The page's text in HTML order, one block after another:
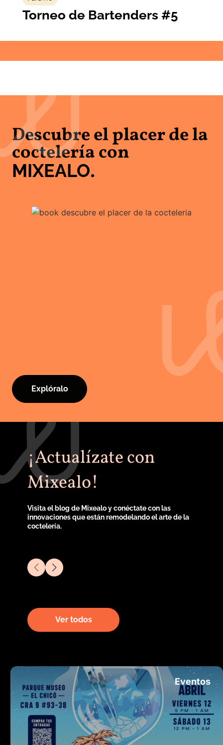
Torneo de Bartenders #5
Descubre el placer de la
coctelería con
MIXEALO.
Explóralo
¡Actualízate con
Mixealo!
Visita el blog de Mixealo y conéctate con las
innovaciones que están remodelando el arte de la
coctelería.
Ver todos
Eventos